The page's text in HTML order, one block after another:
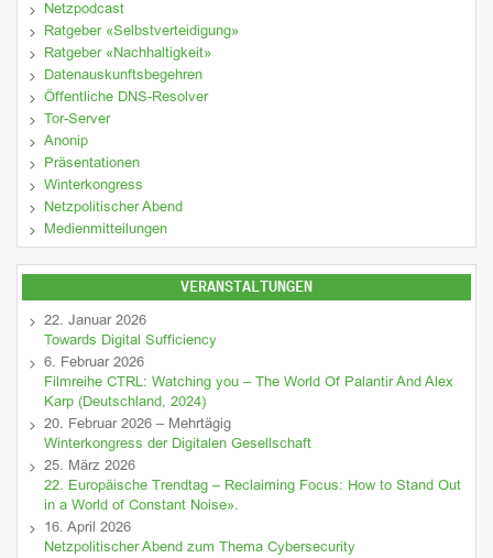
Netzpodcast
Ratgeber «Selbstverteidigung»
Ratgeber «Nachhaltigkeit»
Datenauskunftsbegehren
Öffentliche DNS-Resolver
Tor-Server
Anonip
Präsentationen
Winterkongress
Netzpolitischer Abend
Medienmitteilungen
VERANSTALTUNGEN
22. Januar 2026
Towards Digital Sufficiency
6. Februar 2026
Filmreihe CTRL: Watching you – The World Of Palantir And Alex
Karp (Deutschland, 2024)
20. Februar 2026 – Mehrtägig
Winterkongress der Digitalen Gesellschaft
25. März 2026
22. Europäische Trendtag – Reclaiming Focus: How to Stand Out
in a World of Constant Noise».
16. April 2026
Netzpolitischer Abend zum Thema Cybersecurity